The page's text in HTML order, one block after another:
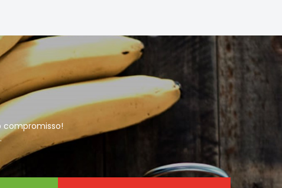
compromisso!